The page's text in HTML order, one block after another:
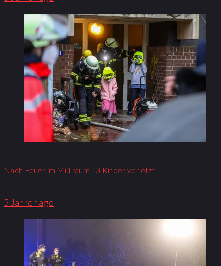
Nach Feuer im Müllraum - 3 Kinder verletzt
5 Jahren ago